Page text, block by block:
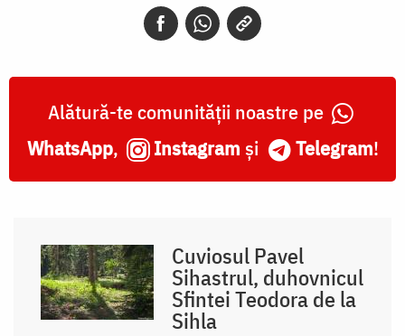
Alătură-te comunității noastre pe
WhatsApp, Instagram și Telegram!
Cuviosul Pavel
Sihastrul, duhovnicul
Sfintei Teodora de la
Sihla